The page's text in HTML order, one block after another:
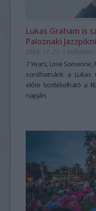
Lukas Graham is
Paloznaki
2024. 11. 27. | Kultúrpart
7 Years, Love
sorolhatnánk a Lukas
előre borítékolható a
napján.